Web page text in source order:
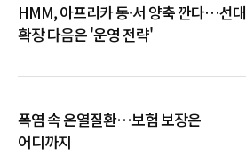
HMM, 아프리카 동·서 양축 깐다…선대
확장 다음은 '운영 전략'
폭염 속 온열질환…보험 보장은
어디까지